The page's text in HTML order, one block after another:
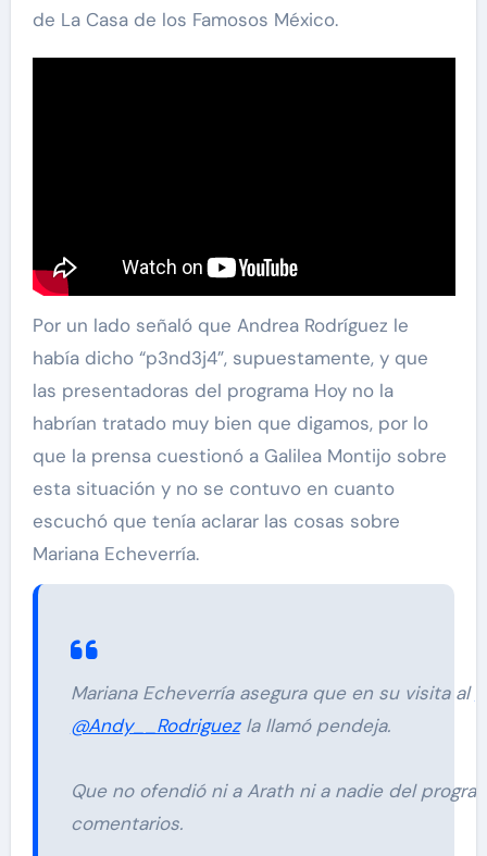
de La Casa de los Famosos México.
Por un lado señaló que Andrea Rodríguez le
había dicho “p3nd3j4”, supuestamente, y que
las presentadoras del programa Hoy no la
habrían tratado muy bien que digamos, por lo
que la prensa cuestionó a Galilea Montijo sobre
esta situación y no se contuvo en cuanto
escuchó que tenía aclarar las cosas sobre
Mariana Echeverría.
Mariana Echeverría asegura que en su visita al
@Andy__Rodriguezla llamó pendeja.
Que no ofendió ni a Arath ni a nadie del
comentarios.